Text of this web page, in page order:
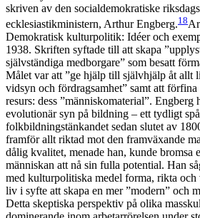
skriven av den socialdemokratiske
ecklesiastikministern, Arthur Engberg.18
Demokratisk kulturpolitik: Idéer och
1938. Skriften syftade till att skapa
självständiga medborgare” som besatt
Målet var att ”ge hjälp till självhjälp åt allt
vidsyn och fördragsamhet” samt att
resurs: dess ”människomaterial”. Engberg
evolutionär syn på bildning – ett tydligt
folkbildningstänkandet sedan slutet av
framför allt riktad mot den framväxande
dålig kvalitet, menade han, kunde bromsa
människan att nå sin fulla potential. Han
med kulturpolitiska medel forma, rikta och
liv i syfte att skapa en mer ”modern” och
Detta skeptiska perspektiv på olika